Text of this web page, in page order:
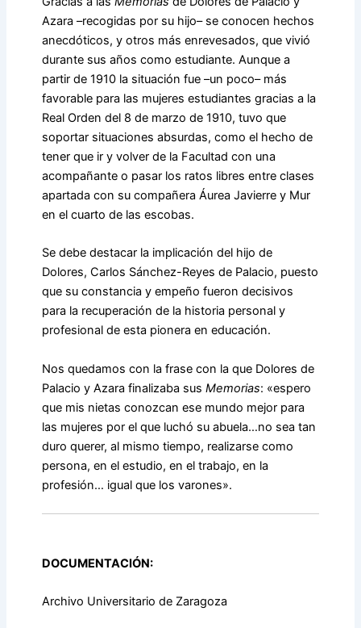
Azara –recogidas por su hijo– se conocen hechos
anecdóticos, y otros más enrevesados, que vivió
durante sus años como estudiante. Aunque a
partir de 1910 la situación fue –un poco– más
favorable para las mujeres estudiantes gracias a la
Real Orden del 8 de marzo de 1910, tuvo que
soportar situaciones absurdas, como el hecho de
tener que ir y volver de la Facultad con una
acompañante o pasar los ratos libres entre clases
apartada con su compañera Áurea Javierre y Mur
en el cuarto de las escobas.
Se debe destacar la implicación del hijo de
Dolores, Carlos Sánchez-Reyes de Palacio, puesto
que su constancia y empeño fueron decisivos
para la recuperación de la historia personal y
profesional de esta pionera en educación.
Nos quedamos con la frase con la que Dolores de
Palacio y Azara finalizaba sus Memorias: «espero
que mis nietas conozcan ese mundo mejor para
las mujeres por el que luchó su abuela…no sea tan
duro querer, al mismo tiempo, realizarse como
persona, en el estudio, en el trabajo, en la
profesión… igual que los varones».
DOCUMENTACIÓN:
Archivo Universitario de Zaragoza